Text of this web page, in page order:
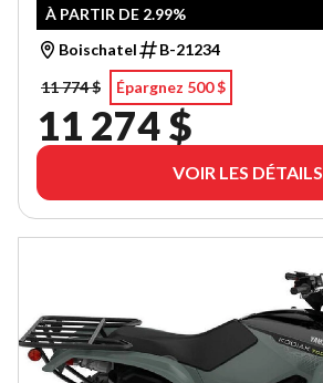
À PARTIR DE 2.99%
Boischatel
B-21234
11 774 $
Épargnez 500 $
11 274 $
VOIR LES DÉTAILS